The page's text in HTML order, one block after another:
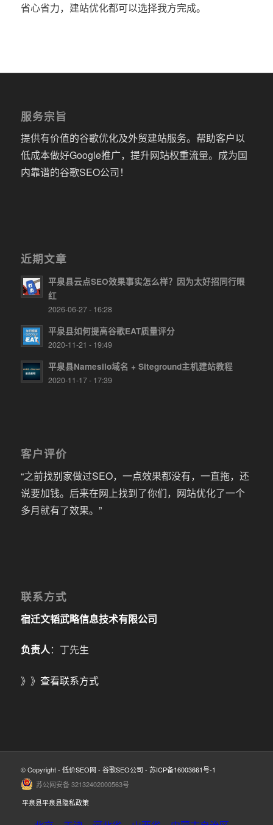
省心省力，建站优化都可以选择我方完成。
服务宗旨
提供有价值的谷歌优化及外贸建站服务。帮助客户以
低成本做好Google推广，提升网站权重流量。成为国
内靠谱的谷歌SEO公司！
近期文章
平泉县云点SEO效果事实怎么样？因为太好招同行眼
红
2026-06-27 - 16:28
平泉县如何提高谷歌EAT质量评分
2020-11-21 - 19:49
平泉县Namesilo域名 + Siteground主机建站教程
2020-11-17 - 17:39
客户评价
“之前找别家做过SEO，一点效果都没有，一直拖，还
说要加钱。后来在网上找到了你们，网站优化了一个
多月就有了效果。”
联系方式
宿迁文韬武略信息技术有限公司
负责人：丁先生
》》 查看联系方式
© Copyright - 低价SEO网 - 谷歌SEO公司 - 苏ICP备16003661号-1
苏公网安备 32132402000563号
平泉县平泉县隐私政策